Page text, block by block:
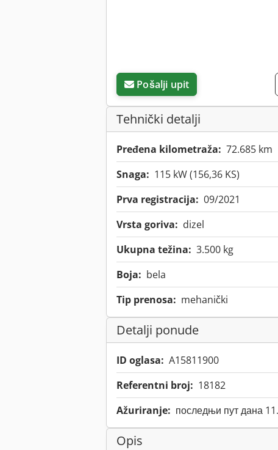
Pošalji upit
Tehnički detalji
Pređena kilometraža: 72.685 km
Snaga: 115 kW (156,36 KS)
Prva registracija: 09/2021
Vrsta goriva: dizel
Ukupna težina: 3.500 kg
Boja: bela
Tip prenosa: mehanički
Detalji ponude
ID oglasa: A15811900
Referentni broj: 18182
Ažuriranje: последњи пут дана
Opis